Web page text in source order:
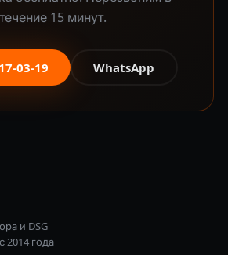
течение 15 минут.
03-19 WhatsApp
и DSG
2014 года